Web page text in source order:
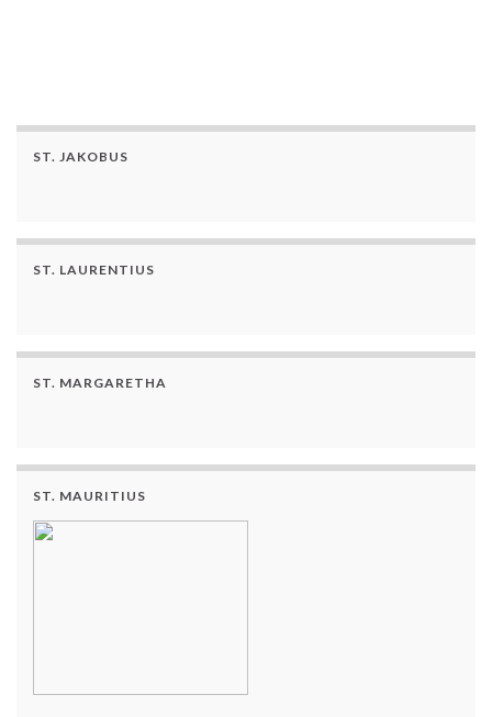
ST. JAKOBUS
ST. LAURENTIUS
ST. MARGARETHA
ST. MAURITIUS